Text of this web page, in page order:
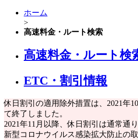
ホーム
>
高速料金・ルート検索
高速料金・ルート検
ETC・割引情報
休日割引の適用除外措置は、2021年
て終了しました。
2021年11月以降、休日割引は通常通
新型コロナウイルス感染拡大防止の